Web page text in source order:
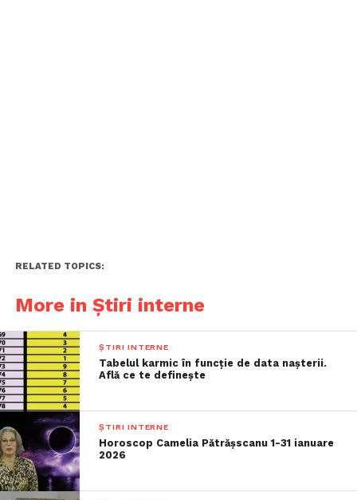
RELATED TOPICS:
More in Știri interne
ȘTIRI INTERNE
Tabelul karmic în funcție de data nașterii.
Află ce te definește
ȘTIRI INTERNE
Horoscop Camelia Pătrășscanu 1-31 ianuare
2026